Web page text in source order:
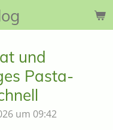
und
Pasta-
um 09:42